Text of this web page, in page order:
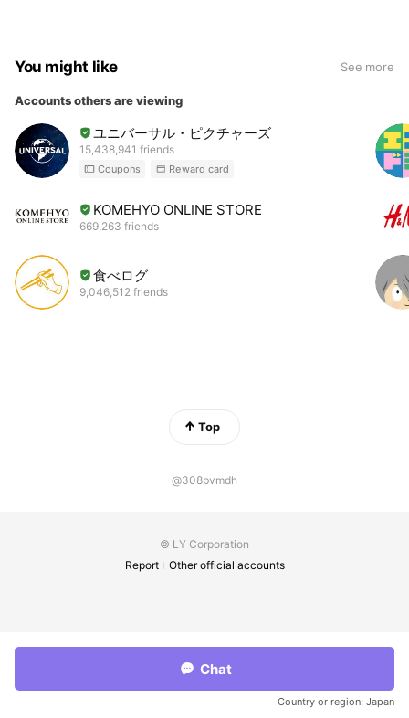
You might like See more
Accounts others are viewing
ユニバーサル・ピクチャーズ
15,438,941 friends
Coupons Reward card
KOMEHYO ONLINE STORE
669,263 friends
食べログ
9,046,512 friends
Top
@308bvmdh
© LY Corporation
Report
Other official accounts
Chat
Country or region: Japan